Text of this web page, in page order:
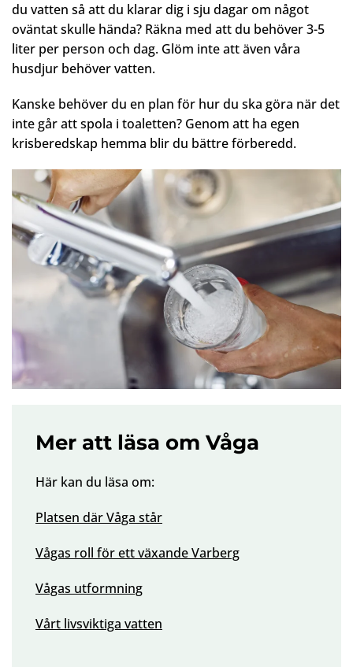
du vatten så att du klarar dig i sju dagar om något
oväntat skulle hända? Räkna med att du behöver 3-5
liter per person och dag. Glöm inte att även våra
husdjur behöver vatten.
Kanske behöver du en plan för hur du ska göra när det
inte går att spola i toaletten? Genom att ha egen
krisberedskap hemma blir du bättre förberedd.
Mer att läsa om Våga
Här kan du läsa om:
Platsen där Våga står
Vågas roll för ett växande Varberg
Vågas utformning
Vårt livsviktiga vatten